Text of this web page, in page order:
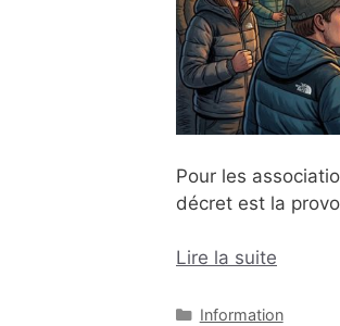
Pour les
décret est la
Lire la suite
Catégories
Information